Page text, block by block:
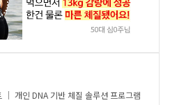
개인 DNA 기반 체질 솔루션 프로그램